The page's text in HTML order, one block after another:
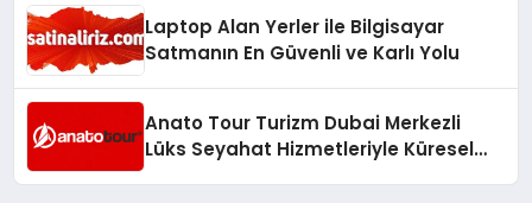
Laptop Alan Yerler ile Bilgisayar
Satmanın En Güvenli ve Karlı Yolu
Anato Tour Turizm Dubai Merkezli
Lüks Seyahat Hizmetleriyle Küresel